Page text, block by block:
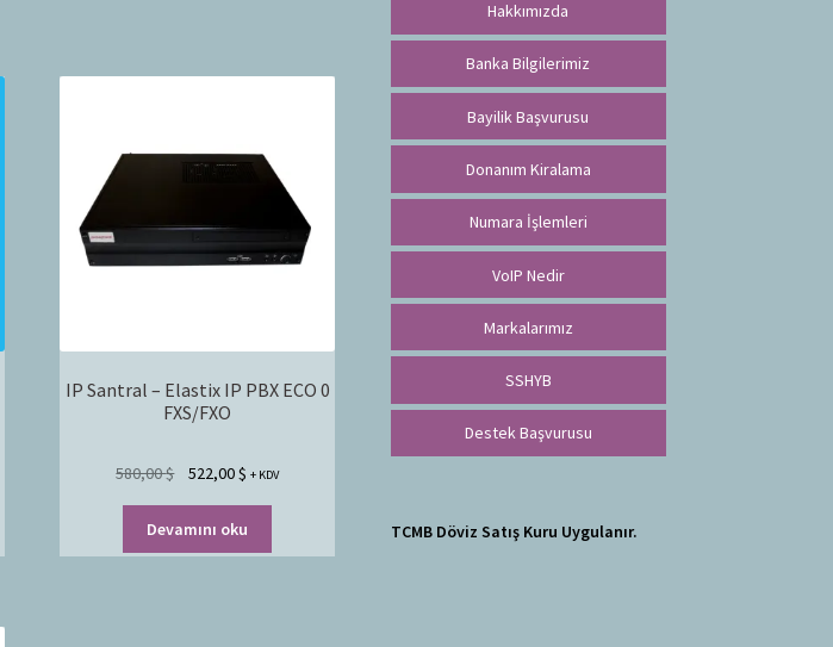
IP Santral – Elastix IP PBX ECO 0
FXS/FXO
580,00$ 522,00$ + KDV
Devamını oku
Hakkımızda
Banka Bilgilerimiz
Bayilik Başvurusu
Donanım Kiralama
Numara İşlemleri
VoIP Nedir
Markalarımız
SSHYB
Destek Başvurusu
TCMB Döviz Satış Kuru Uygulanır.